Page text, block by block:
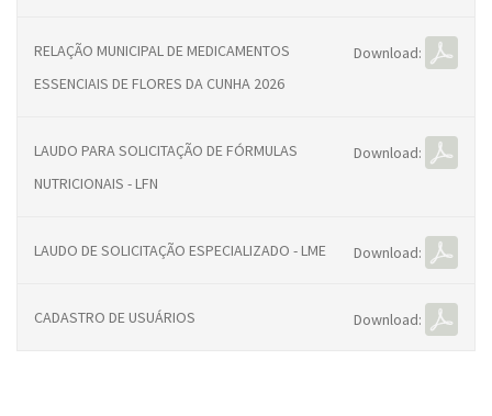
RELAÇÃO MUNICIPAL DE MEDICAMENTOS
ESSENCIAIS DE FLORES DA CUNHA 2026
Download:
LAUDO PARA SOLICITAÇÃO DE FÓRMULAS
NUTRICIONAIS - LFN
Download:
LAUDO DE SOLICITAÇÃO ESPECIALIZADO - LME Download:
CADASTRO DE USUÁRIOS Download: